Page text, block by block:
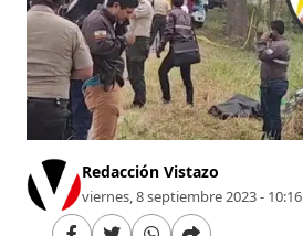
Redacción Vistazo
viernes, 8 septiembre 2023 - 10:16